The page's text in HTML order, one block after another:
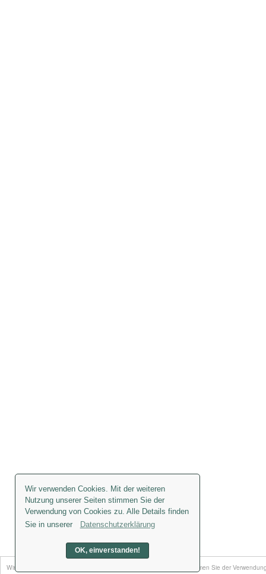
Wir verwenden Cookies. Mit der weiteren Nutzung unserer Seiten stimmen Sie der
Wir verwenden Cookies. Mit der weiteren
Nutzung unserer Seiten stimmen Sie der
Verwendung von Cookies zu. Alle Details finden
Sie in unserer
Datenschutzerklärung
OK, einverstanden!